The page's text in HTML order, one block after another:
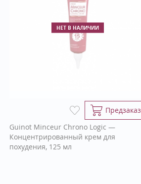
НЕТ В НАЛИЧИИ
Предзаказ
Guinot Minceur Chrono Logic —
Концентрированный крем для
похудения, 125 мл